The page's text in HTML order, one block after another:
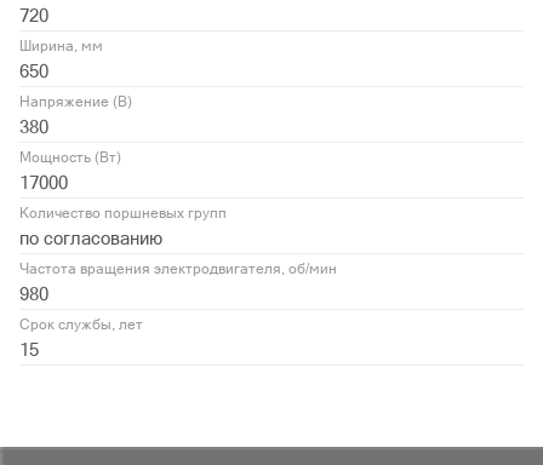
720
Ширина, мм
650
Напряжение (В)
380
Мощность (Вт)
17000
Количество поршневых групп
по согласованию
Частота вращения электродвигателя, об/мин
980
Срок службы, лет
15